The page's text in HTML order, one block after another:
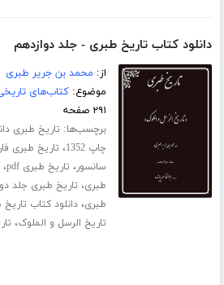
دانلود کتاب تاریخ طبری - جلد دوازدهم
از: محمد بن جریر طبری
موضوع:کتاب‌های
۲۹۱ صفحه
برچسب‌ها: تاریخ طبری
چاپ 1352
، تاریخ طبری
سانسور، تاریخ طبری pdf ،
طبری، تاریخ طبری جلد
طبری،دانلود کتاب
تاریخ الرسل و الملوک،